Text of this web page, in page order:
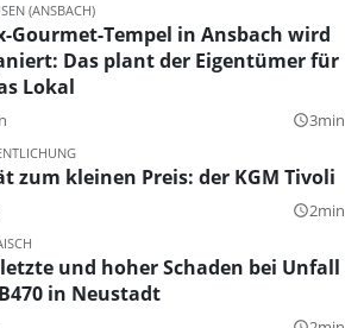
(ANSBACH)
Gourmet-Tempel in Ansbach wird
Das plant der Eigentümer für
Lokal
query_builder3min
zum kleinen Preis: der KGM Tivoli
query_builder2min
und hoher Schaden bei Unfall
in Neustadt